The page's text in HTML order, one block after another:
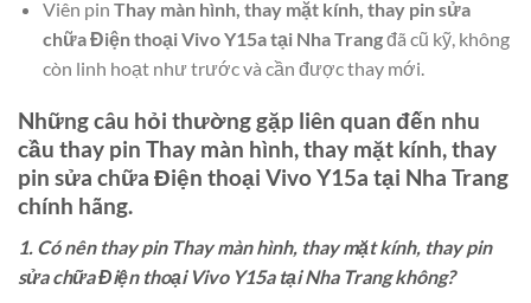
Viên pin Thay màn hình, thay mặt kính, thay pin sửa
chữa Điện thoại Vivo Y15a tại Nha Trangđã cũ kỹ, không
còn linh hoạt như trước và cần được thay mới.
Những câu hỏi thường gặp liên quan đến nhu
cầu thay pin Thay màn hình, thay mặt kính, thay
pin sửa chữa Điện thoại Vivo Y15a tại Nha Trang
chính hãng.
1. Có nên thay pin Thay màn hình, thay mặt kính, thay pin
sửa chữa Điện thoại Vivo Y15a tại Nha Trang không?